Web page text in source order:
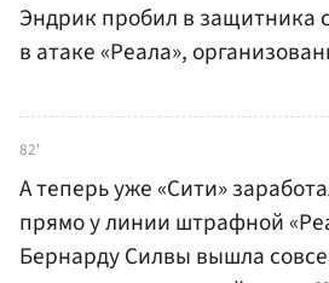
Эндрик пробил в защитника
в атаке «Реала»,
82'
А теперь уже «Сити»
прямо у линии штрафной
Бернарду Силвы вышла